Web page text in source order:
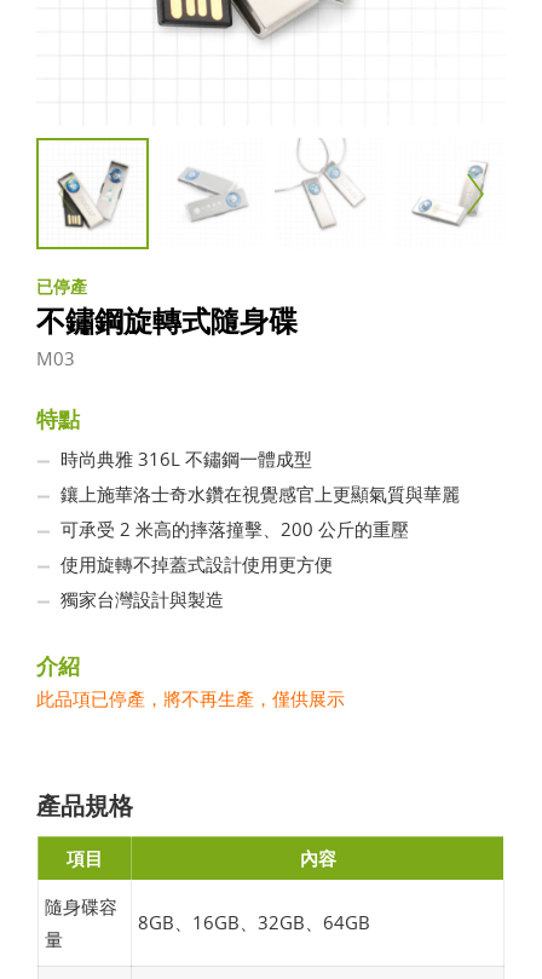
已停產
不鏽鋼旋轉式隨身碟
M03
特點
時尚典雅 316L 不鏽鋼一體成型
鑲上施華洛士奇水鑽在視覺感官上更顯氣質與華麗
可承受 2 米高的摔落撞擊、200 公斤的重壓
使用旋轉不掉蓋式設計使用更方便
獨家台灣設計與製造
介紹
此品項已停產，將不再生產，僅供展示
產品規格
項目
內容
隨身碟容
量
8GB、16GB、32GB、64GB